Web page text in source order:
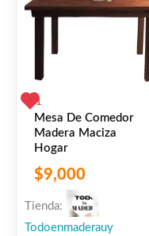
1
Mesa De Comedor
Madera Maciza
Hogar
$9,000
Tienda:
Todoenmaderauy